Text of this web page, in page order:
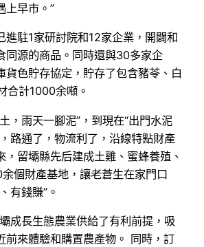
上早市。”
進駐1家研討院和12家企業，開闢和
同源的商品。同時還與30多家企
貨色貯存協定，貯存了包含豬苓、白
合計1000余噸。
，雨天一腳泥”，到現在“出門水泥
路通了，物流利了，沿線特點財產
，留壩縣先后建成土雞、蜜蜂養殖、
個財產基地，讓老蒼生在家門口
有錢賺”。
成長生態農業供給了有利前提，吸
前來體驗和購置農產物。 同時，訂